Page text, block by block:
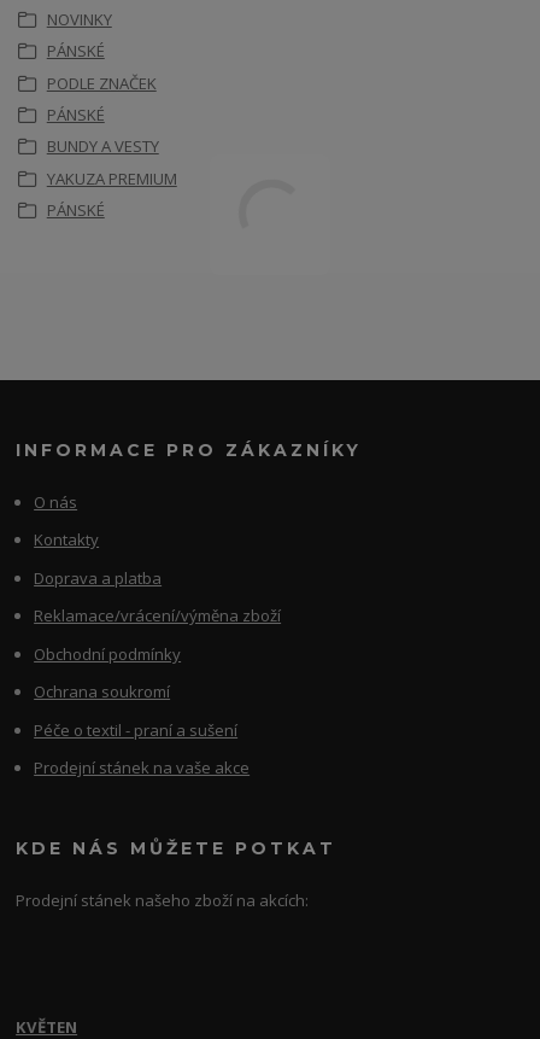
NOVINKY
PÁNSKÉ
PODLE ZNAČEK
PÁNSKÉ
BUNDY A VESTY
YAKUZA PREMIUM
PÁNSKÉ
INFORMACE PRO ZÁKAZNÍKY
O nás
Kontakty
Doprava a platba
Reklamace/vrácení/výměna zboží
Obchodní podmínky
Ochrana soukromí
Péče o textil - praní a sušení
Prodejní stánek na vaše akce
KDE NÁS MŮŽETE POTKAT
Prodejní stánek našeho zboží na akcích:
KVĚTEN